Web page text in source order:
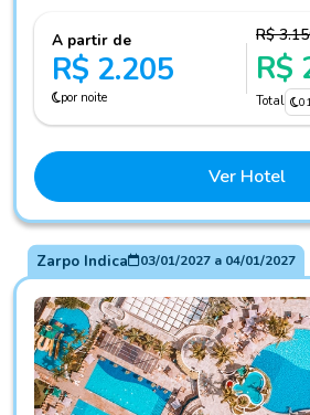
A partir de
R$ 2.205
por noite
R$
R$
Total
Ver Hotel
Zarpo Indica 03/01/2027a 04/01/2027